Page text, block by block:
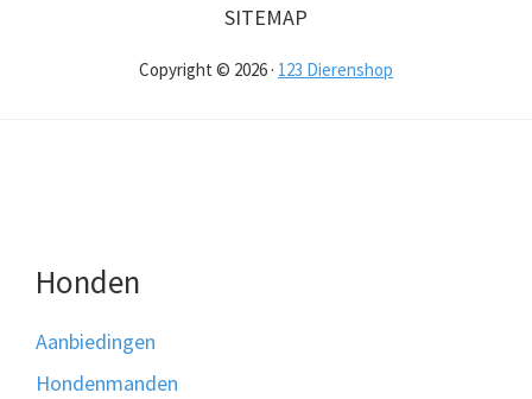
SITEMAP
Copyright © 2026 · 123 Dierenshop
Honden
Aanbiedingen
Hondenmanden